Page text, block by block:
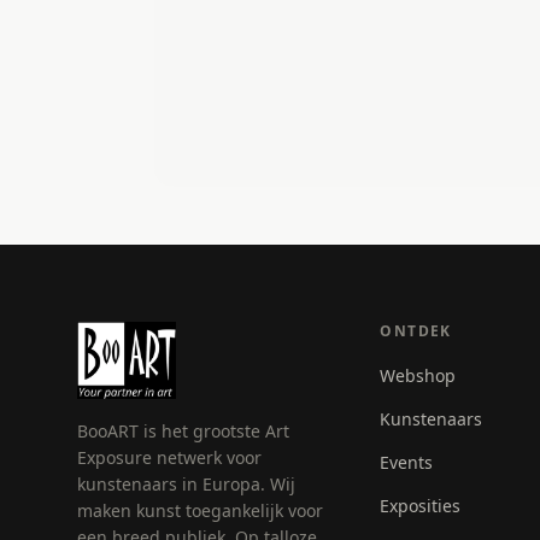
BooART is het grootste Art
Exposure netwerk voor
kunstenaars in Europa. Wij
maken kunst toegankelijk voor
ONTDEK
Webshop
Kunstenaars
Events
Exposities